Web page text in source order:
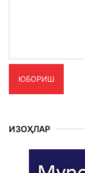
ЮБОРИШ
ИЗОҲЛАР